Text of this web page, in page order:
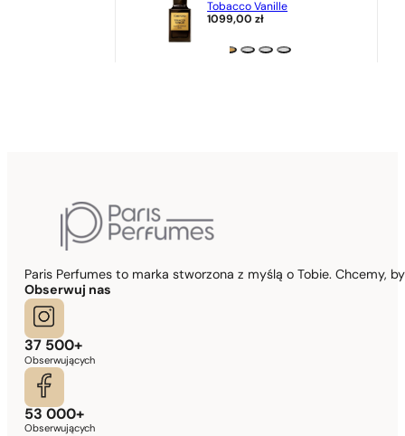
Tobacco Vanille
1099,00zł
Paris Perfumes to marka stworzona z myślą o Tobie. Chcemy,
Obserwuj nas
37 500+
Obserwujących
53 000+
Obserwujących